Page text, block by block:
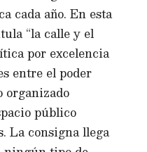
cada año. En esta
“la calle y el
por excelencia
entre el poder
organizado
público
La consigna llega